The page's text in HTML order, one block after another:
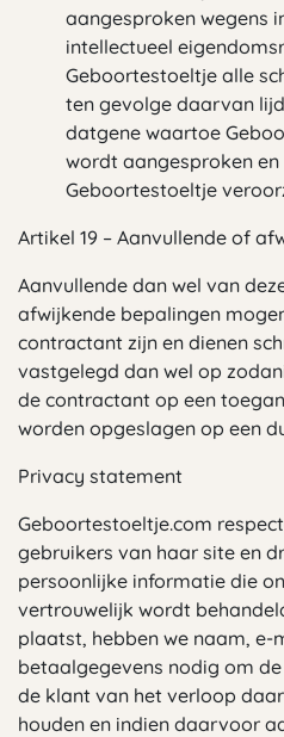
aangesproken wegens
intellectueel
Geboortestoeltje alle
ten gevolge daarvan
datgene waartoe
wordt aangesproken en
Geboortestoeltje
Artikel 19 – Aanvullende of
Aanvullende dan wel van
afwijkende bepalingen
contractant zijn en dienen
vastgelegd dan wel op
de contractant op een
worden opgeslagen op een
Privacy statement
Geboortestoeltje.com
gebruikers van haar site en
persoonlijke informatie die
vertrouwelijk wordt
plaatst, hebben we naam,
betaalgegevens nodig om
de klant van het verloop
houden en indien daarvoor